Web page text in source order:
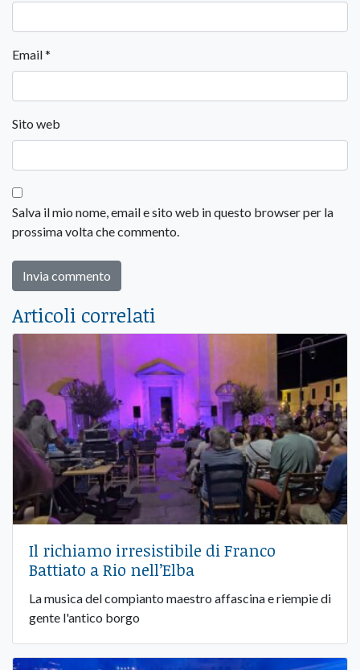
Email*
Sito web
Salva il mio nome, email e sito web in questo browser per la
prossima volta che commento.
Articoli correlati
Il richiamo irresistibile di Franco
Battiato a Rio nell’Elba
La musica del compianto maestro affascina e riempie di
gente l'antico borgo